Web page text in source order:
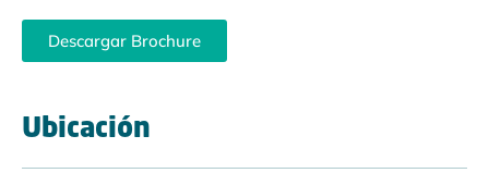
Descargar Brochure
Ubicación